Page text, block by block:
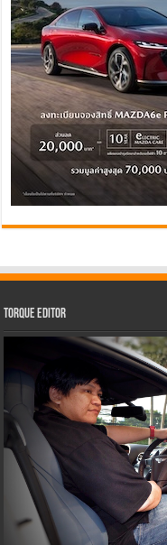
Torque Editor